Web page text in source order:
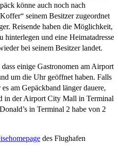
könne auch noch nach
seinem Besitzer zugeordnet
Reisende haben die Möglichkeit,
hinterlegen und eine Heimatadresse
bei seinem Besitzer landet.
einige Gastronomen am Airport
um die Uhr geöffnet haben. Falls
am Gepäckband länger dauere,
in der Airport City Mall in Terminal
in Terminal 2 habe von 2
des Flughafen